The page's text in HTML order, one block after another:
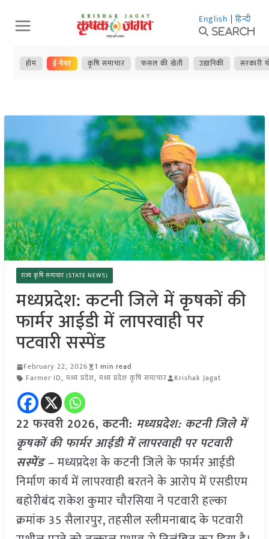
Skip
to
content
English | हिन्दी
Search
होम ई-पेपर कृषि समाचार फसल की खेती उद्यानिकी सरकारी
राज्य कृषि समाचार (STATE NEWS)
मध्यप्रदेश: कटनी जिले में कृषकों की
फार्मर आईडी में लापरवाही पर
पटवारी सस्पेंड
February 22, 2026
1 min read
Farmer ID, मध्य प्रदेश, मध्य प्रदेश कृषि समाचार Krishak Jagat
22 फरवरी 2026, कटनी: मध्यप्रदेश: कटनी जिले में
कृषकों की फार्मर आईडी में लापरवाही पर पटवारी
सस्पेंड –मध्यप्रदेश के कटनी जिले के फार्मर आईडी
निर्माण कार्य में लापरवाही बरतने के आरोप में एसडीएम
बहोरीबंद राकेश कुमार चौरसिया ने पटवारी हल्का
क्रमांक 35 सैलारपुर, तहसील स्लीमनाबाद के पटवारी